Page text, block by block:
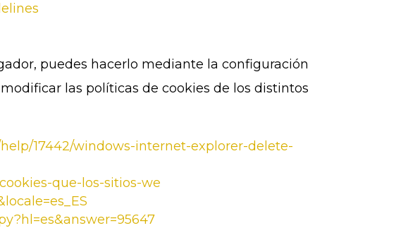
puedes hacerlo mediante la configuración
las políticas de cookies de los distintos
17442/windows-internet-explorer-delete-
que-los-sitios-we